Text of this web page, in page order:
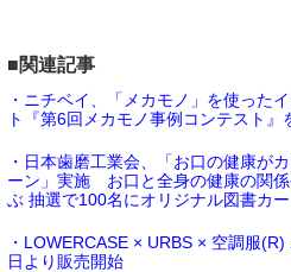
■関連記事
・ニチベイ、「メカモノ」を使った
ト『第6回メカモノ事例コンテスト』
・日本歯磨工業会、「お口の健康が
ーン」実施 お口と全身の健康の関
ぶ 抽選で100名にオリジナル図書カ
・LOWERCASE × URBS × 空調服
日より販売開始